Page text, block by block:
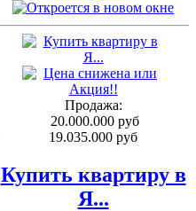
Продажа:
20.000.000 руб
19.035.000 руб
Купить квартиру в
Я...